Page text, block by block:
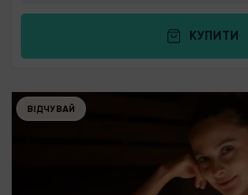
КУПИТИ
ВІДЧУВАЙ